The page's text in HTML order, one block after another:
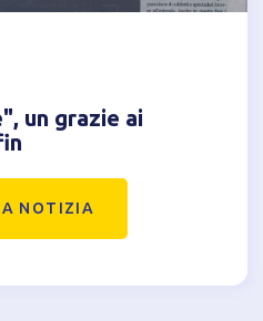
un grazie ai
NOTIZIA